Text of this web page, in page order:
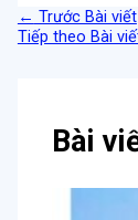
← Trước Bài viết
Tiếp theo Bài
Bài